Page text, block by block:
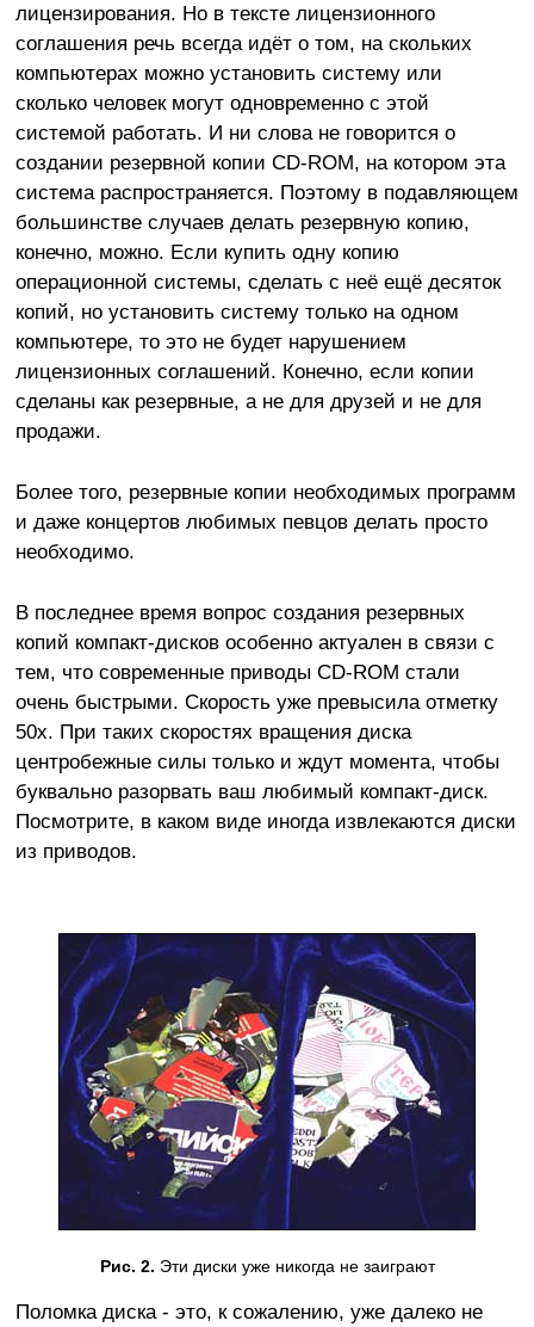
лицензирования. Но в тексте лицензионного
соглашения речь всегда идёт о том, на скольких
компьютерах можно установить систему или
сколько человек могут одновременно с этой
системой работать. И ни слова не говорится о
создании резервной копии CD-ROM, на котором эта
система распространяется. Поэтому в подавляющем
большинстве случаев делать резервную копию,
конечно, можно. Если купить одну копию
операционной системы, сделать с неё ещё десяток
копий, но установить систему только на одном
компьютере, то это не будет нарушением
лицензионных соглашений. Конечно, если копии
сделаны как резервные, а не для друзей и не для
продажи.
Более того, резервные копии необходимых программ
и даже концертов любимых певцов делать просто
необходимо.
В последнее время вопрос создания резервных
копий компакт-дисков особенно актуален в связи с
тем, что современные приводы CD-ROM стали
очень быстрыми. Скорость уже превысила отметку
50х. При таких скоростях вращения диска
центробежные силы только и ждут момента, чтобы
буквально разорвать ваш любимый компакт-диск.
Посмотрите, в каком виде иногда извлекаются диски
из приводов.
Рис. 2. Эти диски уже никогда не заиграют
Поломка диска - это, к сожалению, уже далеко не